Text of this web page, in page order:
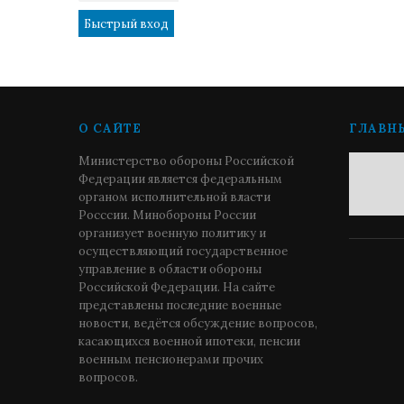
О САЙТЕ
Министерство обороны Российской
Федерации является федеральным
органом исполнительной власти
Росссии. Минобороны России
организует военную политику и
осуществляющий государственное
управление в области обороны
Российской Федерации. На сайте
представлены последние военные
новости, ведётся обсуждение вопросов,
касающихся военной ипотеки, пенсии
военным пенсионерами прочих
вопросов.